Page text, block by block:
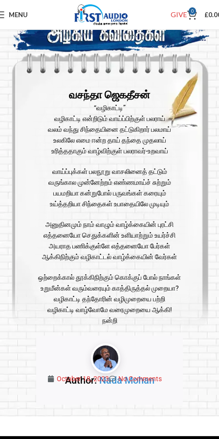
MENU GIVE 0 £
வசந்தா ஜெகதீசன்
“வழிகாட்டி”
வழிகாட்டி என்றிடும் வாய்ப்பிற்குள் பலராய்
வலம் வந்து சிந்தையினை தட்டுகிறார் பலமாய்
உலகிலே எமை ஈன்ற தாய் தந்தை முதலாய்
உரித்ததாகும் வாழ்விற்குள் பலராவர்-உறவாய்
வாய்ப்புக்கள் பலநூறு வாசலினைத் தட்டும்
வருங்கால முன்னேற்றம் எண்ணமாய்ச் சுற்றும்
பயமறியா கன்றுபோல் பருவங்கள் கரையும்
உய்த்தறியா சிந்தைகள் உபாதையிலே முடியும்
அனுதினமும் நாம் வாழும் வாழ்க்கையின் புரட்சி
எத்தனையோ செதுக்களின் உளியாற்றும் உயர்ச்சி
அயராத பணிக்குள்ளே எத்தனையோ பேர்கள்
ஆக்கிநிற்கும் வழிகாட்டல் வாழ்க்கையின் வேர்கள்
ஒற்றைக்கால் தூக்கிநிற்கும் கொக்குப் போல் நாங்கள்
உறுமீன்கள் வரும்வரையும் காத்திருத்தல் முறையா?
வழிகாட்டி தந்தோரின் வழிமுறையை பற்றி
வழிகாட்டி வாழ்வோமே வரைமுறையை ஆக்கி!
நன்றி
Author:Nada Mohan
October 18, 2023 No Comments